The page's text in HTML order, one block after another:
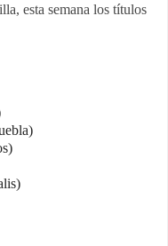
esta semana los títulos